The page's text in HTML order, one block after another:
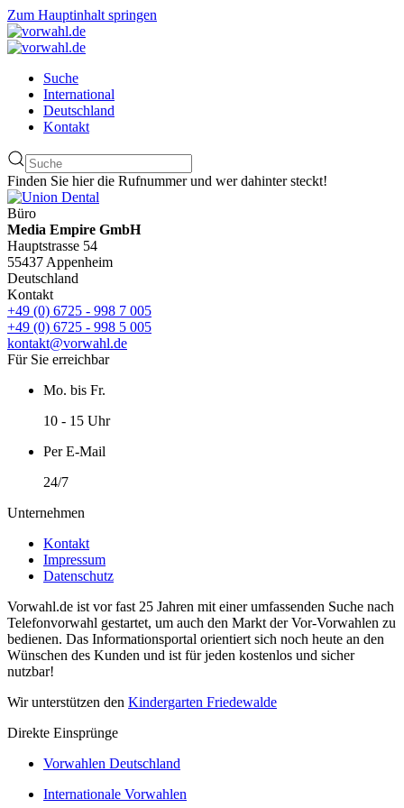
Zum Hauptinhalt springen
Suche
International
Deutschland
Kontakt
Finden Sie hier die Rufnummer und wer dahinter steckt!
Büro
Media Empire GmbH
Hauptstrasse 54
55437 Appenheim
Deutschland
Kontakt
+49 (0) 6725 - 998 7 005
+49 (0) 6725 - 998 5 005
kontakt@vorwahl.de
Für Sie erreichbar
Mo. bis Fr.
10 - 15 Uhr
Per E-Mail
24/7
Unternehmen
Kontakt
Impressum
Datenschutz
Vorwahl.de ist vor fast 25 Jahren mit einer umfassenden Suche nach
Telefonvorwahl gestartet, um auch den Markt der Vor-Vorwahlen zu
bedienen. Das Informationsportal orientiert sich noch heute an den
Wünschen des Kunden und ist für jeden kostenlos und sicher
nutzbar!
Wir unterstützen den Kindergarten Friedewalde
Direkte Einsprünge
Vorwahlen Deutschland
Internationale Vorwahlen